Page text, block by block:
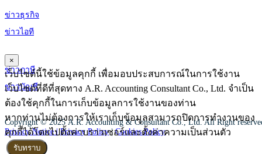
ข่าวธุรกิจ
ข่าวไอที
ข่าวภาษี
ข่าวบัญชี
Copyright © 2025 A.R. Accounting & Consultant Co., Ltd. All Right
Privacy Notice | Privacy Policy|Cookies Policy
×
เว็บไซต์นี้ใช้ข้อมูลคุกกี้ เพื่อมอบประสบการณ์ในการใช้งาน
เว็บไซต์ที่ดีที่สุดทาง A.R. Accounting Consultant Co., Ltd. จำเป็น
ต้องใช้คุกกี้ในการเก็บข้อมูลการใช้งานของท่าน
หากท่านไม่ต้องการให้เราเก็บข้อมูลสามารถปิดการทำงานของ
คุกกี้ได้โดยไปตั้งค่าบราวเซอร์และตั้งค่าความเป็นส่วนตัว
รับทราบ